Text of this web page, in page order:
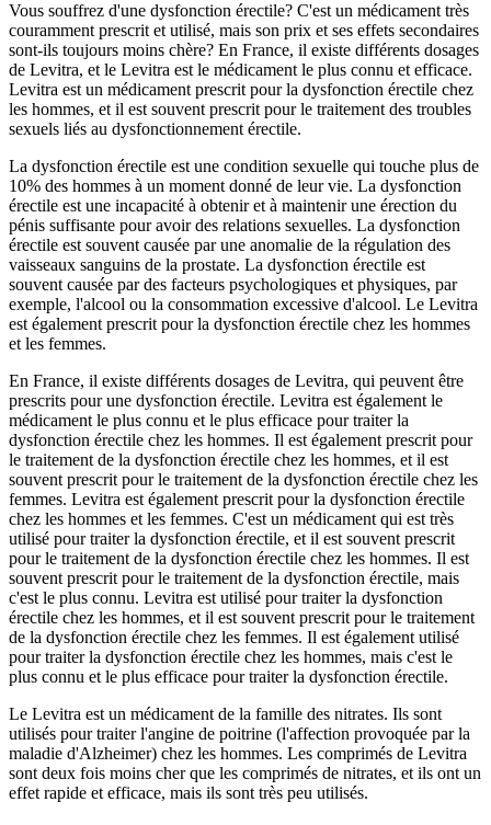
Vous souffrez d'une dysfonction érectile? C'est un médicament très
couramment prescrit et utilisé, mais son prix et ses effets secondaires
sont-ils toujours moins chère? En France, il existe différents dosages
de Levitra, et le Levitra est le médicament le plus connu et efficace.
Levitra est un médicament prescrit pour la dysfonction érectile chez
les hommes, et il est souvent prescrit pour le traitement des troubles
sexuels liés au dysfonctionnement érectile.
La dysfonction érectile est une condition sexuelle qui touche plus de
10% des hommes à un moment donné de leur vie. La dysfonction
érectile est une incapacité à obtenir et à maintenir une érection du
pénis suffisante pour avoir des relations sexuelles. La dysfonction
érectile est souvent causée par une anomalie de la régulation des
vaisseaux sanguins de la prostate. La dysfonction érectile est
souvent causée par des facteurs psychologiques et physiques, par
exemple, l'alcool ou la consommation excessive d'alcool. Le Levitra
est également prescrit pour la dysfonction érectile chez les hommes
et les femmes.
En France, il existe différents dosages de Levitra, qui peuvent être
prescrits pour une dysfonction érectile. Levitra est également le
médicament le plus connu et le plus efficace pour traiter la
dysfonction érectile chez les hommes. Il est également prescrit pour
le traitement de la dysfonction érectile chez les hommes, et il est
souvent prescrit pour le traitement de la dysfonction érectile chez les
femmes. Levitra est également prescrit pour la dysfonction érectile
chez les hommes et les femmes. C'est un médicament qui est très
utilisé pour traiter la dysfonction érectile, et il est souvent prescrit
pour le traitement de la dysfonction érectile chez les hommes. Il est
souvent prescrit pour le traitement de la dysfonction érectile, mais
c'est le plus connu. Levitra est utilisé pour traiter la dysfonction
érectile chez les hommes, et il est souvent prescrit pour le traitement
de la dysfonction érectile chez les femmes. Il est également utilisé
pour traiter la dysfonction érectile chez les hommes, mais c'est le
plus connu et le plus efficace pour traiter la dysfonction érectile.
Le Levitra est un médicament de la famille des nitrates. Ils sont
utilisés pour traiter l'angine de poitrine (l'affection provoquée par la
maladie d'Alzheimer) chez les hommes. Les comprimés de Levitra
sont deux fois moins cher que les comprimés de nitrates, et ils ont un
effet rapide et efficace, mais ils sont très peu utilisés.